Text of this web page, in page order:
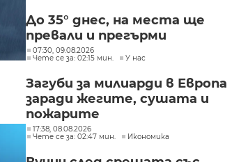
До 35° днес, на места ще
превали и прегърми
07:30, 09.08.2026
Чете се за: 02:15 мин.
У нас
Загуби за милиарди в Европа
заради жегите, сушата и
пожарите
17:38, 08.08.2026
Чете се за: 02:47 мин.
Икономика